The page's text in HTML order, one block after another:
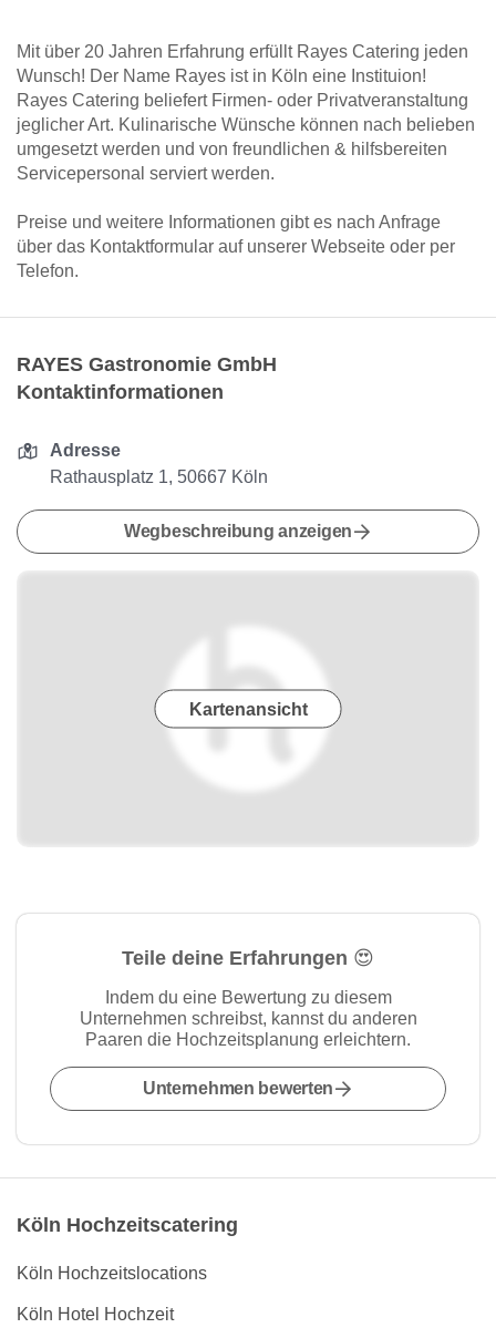
Mit über 20 Jahren Erfahrung erfüllt Rayes Catering jeden
Wunsch! Der Name Rayes ist in Köln eine Instituion!
Rayes Catering beliefert Firmen- oder Privatveranstaltung
jeglicher Art. Kulinarische Wünsche können nach belieben
umgesetzt werden und von freundlichen & hilfsbereiten
Servicepersonal serviert werden.
Preise und weitere Informationen gibt es nach Anfrage
über das Kontaktformular auf unserer Webseite oder per
Telefon.
RAYES Gastronomie GmbH
Kontaktinformationen
Adresse
Rathausplatz 1, 50667 Köln
Wegbeschreibung anzeigen
Kartenansicht
Teile deine Erfahrungen 😍
Indem du eine Bewertung zu diesem
Unternehmen schreibst, kannst du anderen
Paaren die Hochzeitsplanung erleichtern.
Unternehmen bewerten
Köln Hochzeitscatering
Köln Hochzeitslocations
Köln Hotel Hochzeit